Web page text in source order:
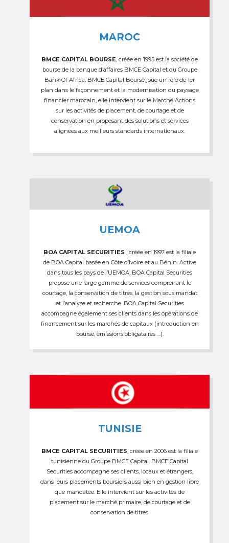
MAROC
BMCE CAPITAL BOURSE , créée en 1995 est la société de
bourse de la banque d’affaires BMCE Capital et du Groupe
Bank Of Africa. BMCE Capital Bourse joue un rôle de 1er
plan dans le façonnement et la modernisation du paysage
financier marocain, elle intervient sur le Marché Actions
sur les activités de placement, de courtage et de
conservation en proposant des solutions et services
alignées aux meilleurs standards internationaux.
UEMOA
BOA CAPITAL SECURITIES , créée en 1997 est la filiale
de BOA Capital basée en Côte d’Ivoire et au Bénin. Active
dans tous les pays de l’UEMOA, BOA Capital Securities
propose une large gamme de services comprenant le
courtage, la conservation de titres, la gestion sous mandat
et l’analyse et recherche. BOA Capital Securities
accompagne également ses clients dans les opérations de
financement sur les marchés de capitaux (introduction en
bourse, émissions obligataires …).
TUNISIE
BMCE CAPITAL SECURITIES , créée en 2006 est la filiale
tunisienne du Groupe BMCE Capital. BMCE Capital
Securities accompagne ses clients, locaux et étrangers,
dans leurs placements boursiers aussi bien en gestion libre
que mandatée. Elle intervient sur les activités de
placement sur le marché primaire, de courtage et de
conservation de titres.